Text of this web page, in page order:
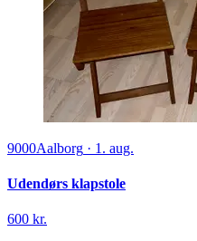
9000Aalborg · 1. aug.
Udendørs klapstole
600 kr.